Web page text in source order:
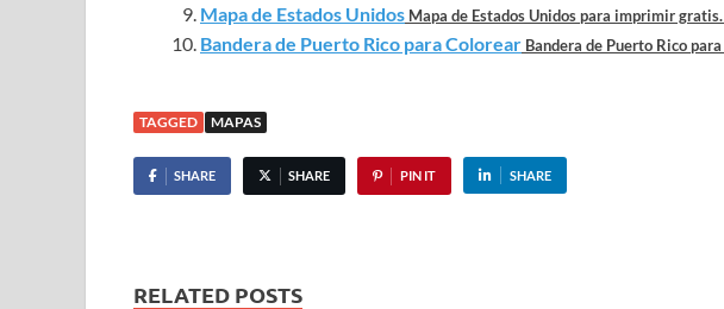
Mapa de Estados Unidos Mapa de Estados Unidos para imprimir gratis.
Bandera de Puerto Rico para Colorear Bandera de Puerto Rico
TAGGED MAPAS
SHARE SHARE PIN IT SHARE
RELATED POSTS